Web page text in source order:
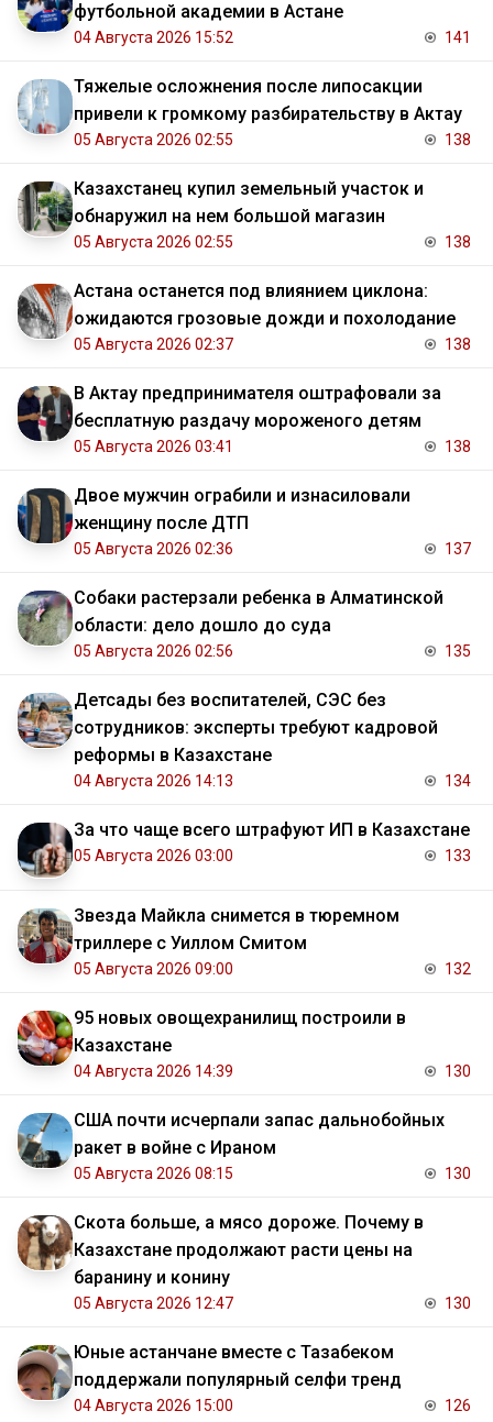
футбольной академии в Астане
04 Августа 2026 15:52 141
Тяжелые осложнения после липосакции
привели к громкому разбирательству в Актау
05 Августа 2026 02:55 138
Казахстанец купил земельный участок и
обнаружил на нем большой магазин
05 Августа 2026 02:55 138
Астана останется под влиянием циклона:
ожидаются грозовые дожди и похолодание
05 Августа 2026 02:37 138
В Актау предпринимателя оштрафовали за
бесплатную раздачу мороженого детям
05 Августа 2026 03:41 138
Двое мужчин ограбили и изнасиловали
женщину после ДТП
05 Августа 2026 02:36 137
Собаки растерзали ребенка в Алматинской
области: дело дошло до суда
05 Августа 2026 02:56 135
Детсады без воспитателей, СЭС без
сотрудников: эксперты требуют кадровой
реформы в Казахстане
04 Августа 2026 14:13 134
За что чаще всего штрафуют ИП в Казахстане
05 Августа 2026 03:00 133
Звезда Майкла снимется в тюремном
триллере с Уиллом Смитом
05 Августа 2026 09:00 132
95 новых овощехранилищ построили в
Казахстане
04 Августа 2026 14:39 130
США почти исчерпали запас дальнобойных
ракет в войне с Ираном
05 Августа 2026 08:15 130
Скота больше, а мясо дороже. Почему в
Казахстане продолжают расти цены на
баранину и конину
05 Августа 2026 12:47 130
Юные астанчане вместе с Тазабеком
поддержали популярный селфи тренд
04 Августа 2026 15:00 126